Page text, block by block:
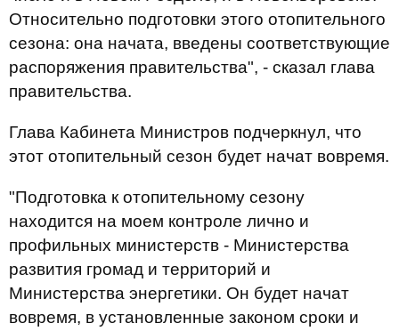
Относительно подготовки этого отопительного
сезона: она начата, введены соответствующие
распоряжения правительства", - сказал глава
правительства.
Глава Кабинета Министров подчеркнул, что
этот отопительный сезон будет начат вовремя.
"Подготовка к отопительному сезону
находится на моем контроле лично и
профильных министерств - Министерства
развития громад и территорий и
Министерства энергетики. Он будет начат
вовремя, в установленные законом сроки и